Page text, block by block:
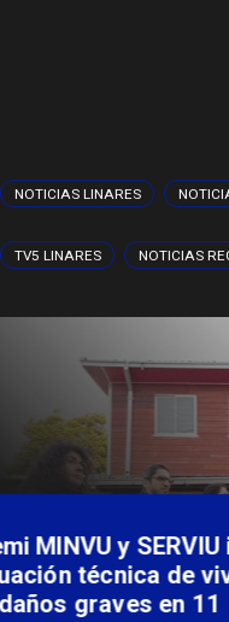
NOTICIAS LINARES
TV5 LINARES NOTICIAS
Fondo Orasmi
familia de Romeral
costear